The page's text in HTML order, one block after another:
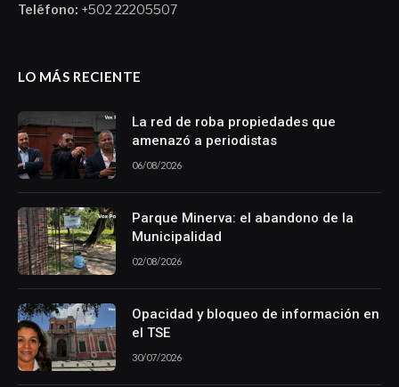
Teléfono: +502 22205507
LO MÁS RECIENTE
La red de roba propiedades que
amenazó a periodistas
06/08/2026
Parque Minerva: el abandono de la
Municipalidad
02/08/2026
Opacidad y bloqueo de información en
el TSE
30/07/2026